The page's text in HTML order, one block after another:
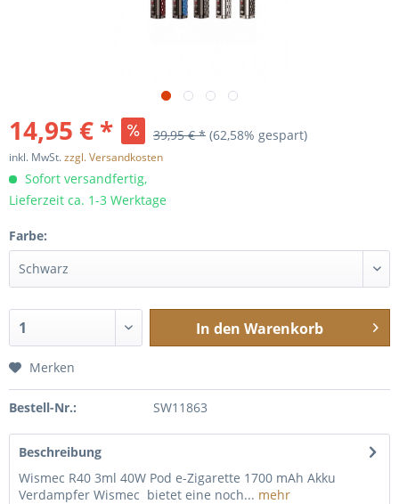
14,95 € * 39,95 € * (62,58% gespart)
inkl. MwSt.zzgl. Versandkosten
Sofort versandfertig,
Lieferzeit ca. 1-3 Werktage
Farbe:
In den Warenkorb
Merken
Bestell-Nr.: SW11863
Beschreibung
Wismec R40 3ml 40W Pod e-Zigarette 1700 mAh Akku
Verdampfer Wismec bietet eine noch... mehr